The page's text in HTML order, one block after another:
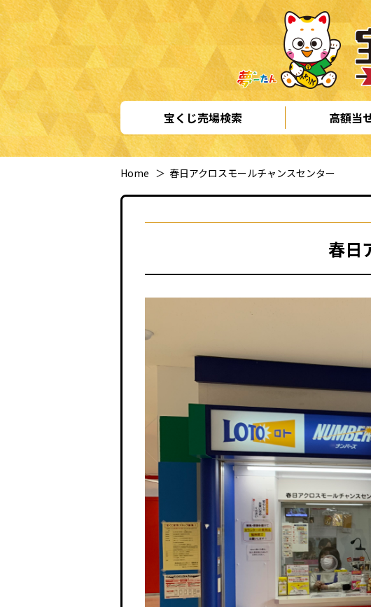
宝くじ売場検索 高額当
Home ＞ 春日アクロスモールチャンスセンター
春日